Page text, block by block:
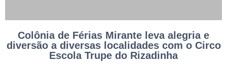
Colônia de Férias Mirante leva alegria e
diversão a diversas localidades com o Circo
Escola Trupe do Rizadinha